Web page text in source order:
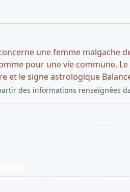
une femme malgache
pour une vie commune.
et le signe astrologique
des informations renseignées